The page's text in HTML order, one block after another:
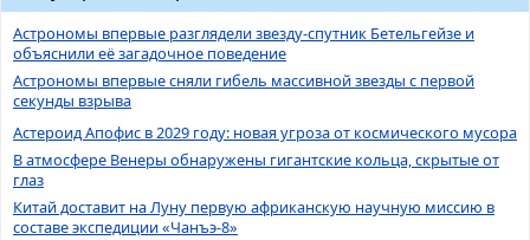
Астрономы впервые разглядели звезду-спутник Бетельгейзе и
объяснили её загадочное поведение
Астрономы впервые сняли гибель массивной звезды с первой
секунды взрыва
Астероид Апофис в 2029 году: новая угроза от космического мусора
В атмосфере Венеры обнаружены гигантские кольца, скрытые от
глаз
Китай доставит на Луну первую африканскую научную миссию в
составе экспедиции «Чанъэ-8»